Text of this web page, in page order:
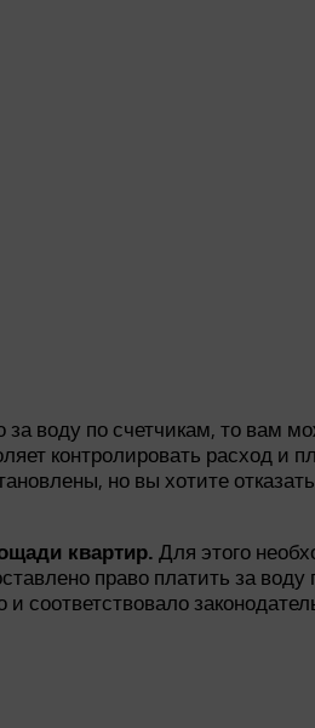
воду по счетчикам, то вам
контролировать расход и
но вы хотите
квартир. Для этого
право платить за
соответствовало